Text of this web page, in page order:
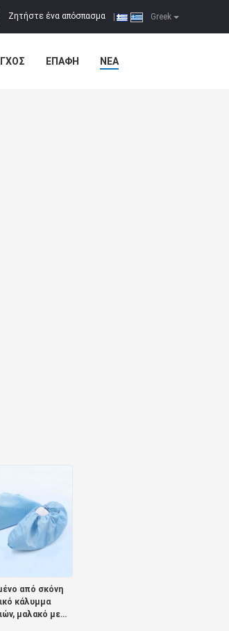
Greek
Ζητήστε ένα απόσπασμα
ΕΠΑΦΉ ΝΈΑ
από σκόνη
κάλυμμα
μαλακό με